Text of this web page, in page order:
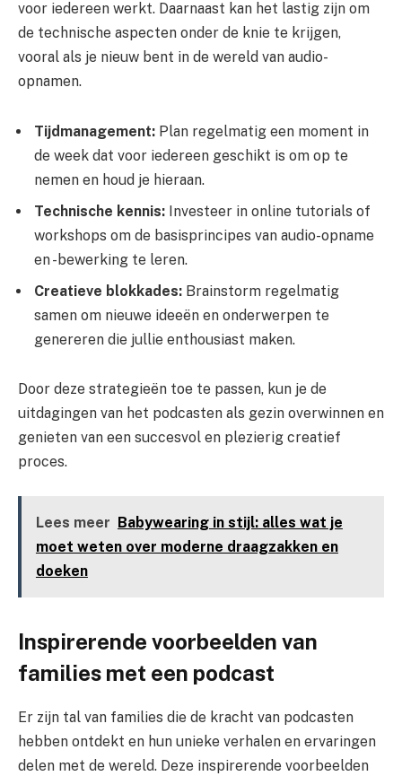
voor iedereen werkt. Daarnaast kan het lastig zijn om
de technische aspecten onder de knie te krijgen,
vooral als je nieuw bent in de wereld van audio-
opnamen.
Tijdmanagement: Plan regelmatig een moment in
de week dat voor iedereen geschikt is om op te
nemen en houd je hieraan.
Technische kennis: Investeer in online tutorials of
workshops om de basisprincipes van audio-opname
en -bewerking te leren.
Creatieve blokkades: Brainstorm regelmatig
samen om nieuwe ideeën en onderwerpen te
genereren die jullie enthousiast maken.
Door deze strategieën toe te passen, kun je de
uitdagingen van het podcasten als gezin overwinnen en
genieten van een succesvol en plezierig creatief
proces.
Lees meer Babywearing in stijl: alles wat je
moet weten over moderne draagzakken en
doeken
Inspirerende voorbeelden van
families met een podcast
Er zijn tal van families die de kracht van podcasten
hebben ontdekt en hun unieke verhalen en ervaringen
delen met de wereld. Deze inspirerende voorbeelden